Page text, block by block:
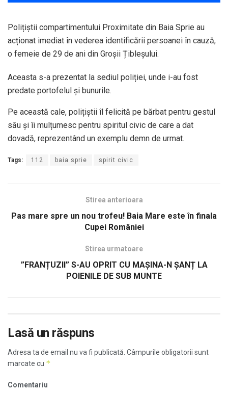
Polițiștii compartimentului Proximitate din Baia Sprie au
acționat imediat în vederea identificării persoanei în cauză,
o femeie de 29 de ani din Groșii Țibleșului.
Aceasta s-a prezentat la sediul poliției, unde i-au fost
predate portofelul și bunurile.
Pe această cale, polițiștii îl felicită pe bărbat pentru gestul
său și îi mulțumesc pentru spiritul civic de care a dat
dovadă, reprezentând un exemplu demn de urmat.
Tags: 112 baia sprie spirit civic
Stirea anterioara
Pas mare spre un nou trofeu! Baia Mare este în finala
Cupei României
Stirea urmatoare
”FRANȚUZII” S-AU OPRIT CU MAȘINA-N ȘANȚ LA
POIENILE DE SUB MUNTE
Lasă un răspuns
Adresa ta de email nu va fi publicată. Câmpurile obligatorii sunt
marcate cu *
Comentariu